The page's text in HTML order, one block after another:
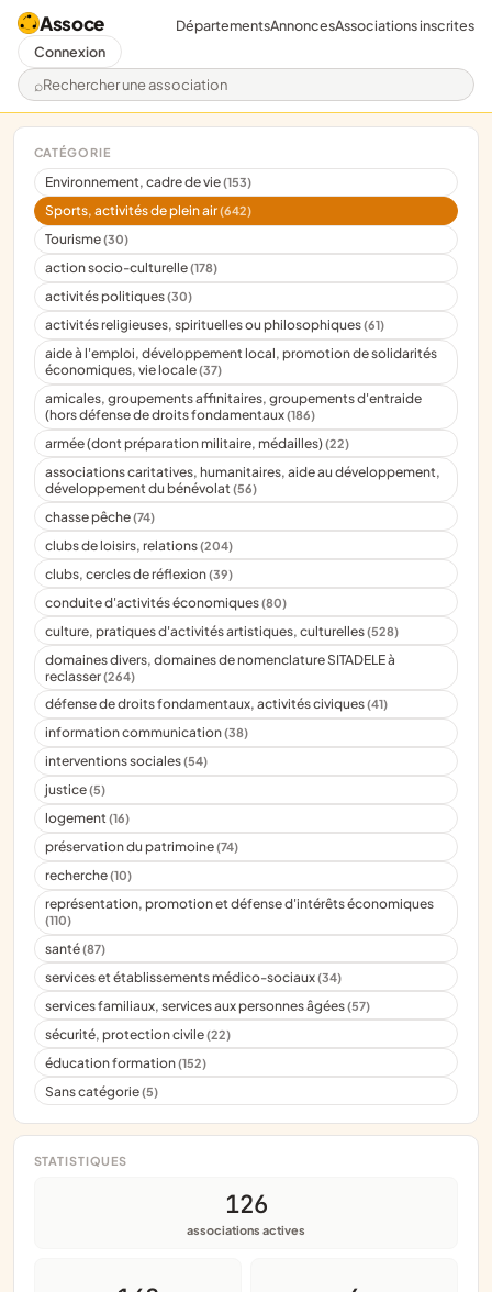
Assoce
Rechercher une association
DépartementsAnnoncesAssociations inscrites
Connexion
CATÉGORIE
Environnement, cadre de vie(153)
Sports, activités de plein air(642)
Tourisme(30)
action socio-culturelle(178)
activités politiques(30)
activités religieuses, spirituelles ou philosophiques(61)
aide à l'emploi, développement local, promotion de solidarités
économiques, vie locale(37)
amicales, groupements affinitaires, groupements d'entraide
(hors défense de droits fondamentaux(186)
armée (dont préparation militaire, médailles)(22)
associations caritatives, humanitaires, aide au développement,
développement du bénévolat(56)
chasse pêche(74)
clubs de loisirs, relations(204)
clubs, cercles de réflexion(39)
conduite d'activités économiques(80)
culture, pratiques d'activités artistiques, culturelles(528)
domaines divers, domaines de nomenclature SITADELE à
reclasser(264)
défense de droits fondamentaux, activités civiques(41)
information communication(38)
interventions sociales(54)
justice(5)
logement(16)
préservation du patrimoine(74)
recherche(10)
représentation, promotion et défense d'intérêts économiques
(110)
santé(87)
services et établissements médico-sociaux(34)
services familiaux, services aux personnes âgées(57)
sécurité, protection civile(22)
éducation formation(152)
Sans catégorie(5)
STATISTIQUES
126
associations actives